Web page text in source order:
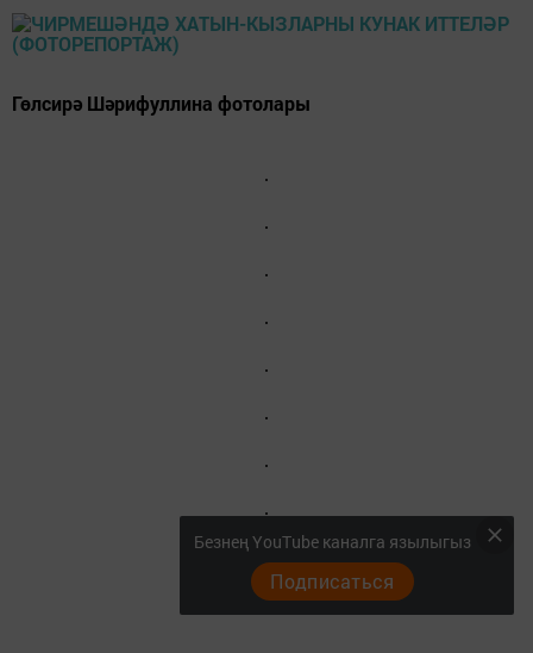
Гөлсирә Шәрифуллина фотолары
Безнең YouTube каналга язылыгыз
Подписаться